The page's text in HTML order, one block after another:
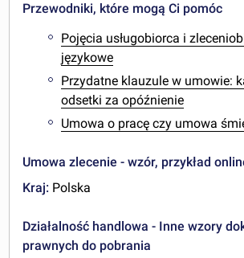
Przewodniki, które mogą Ci pomóc
Pojęcia usługobiorca i
językowe
Przydatne klauzule w umowie:
odsetki za opóźnienie
Umowa o pracę czy umowa
Umowa zlecenie - wzór, przykład
Kraj: Polska
Działalność handlowa - Inne wzory
prawnych do pobrania